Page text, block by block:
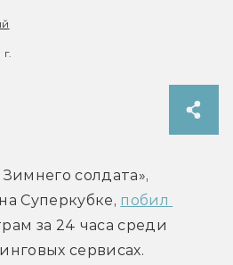
солдата»,
Суперкубке, побил
за 24 часа среди
сервисах.